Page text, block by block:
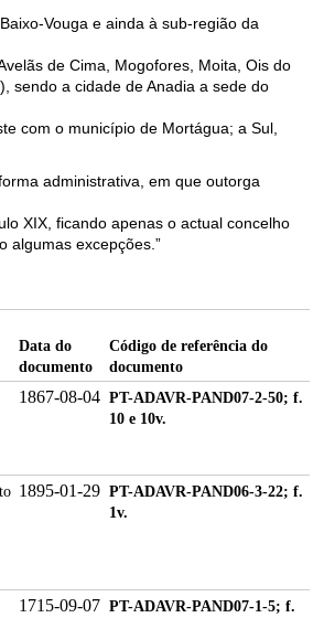
Vouga e ainda à sub-região da
de Cima, Mogofores, Moita, Ois do
sendo a cidade de Anadia a sede do
com o município de Mortágua; a Sul,
administrativa, em que outorga
XIX, ficando apenas o actual concelho
algumas excepções.”
Data do
documento
Código de referência do
documento
1867-08-04 PT-ADAVR-PAND07-2-50; f.
10 e 10v.
1895-01-29 PT-ADAVR-PAND06-3-22; f.
1v.
1715-09-07 PT-ADAVR-PAND07-1-5; f.